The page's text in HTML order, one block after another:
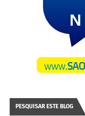
PESQUISAR ESTE BLOG